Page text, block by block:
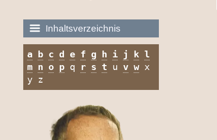
Inhaltsverzeichnis
Historie:
Die dunkle Seite
Legenden (2025)
Sightseeing:
Die Eifel entdecken
a b c d e f g h i j k l
m n o p q r s t u v wx
y z